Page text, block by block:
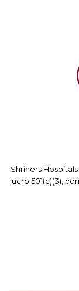
Shriners
lucro 501(c)(3),